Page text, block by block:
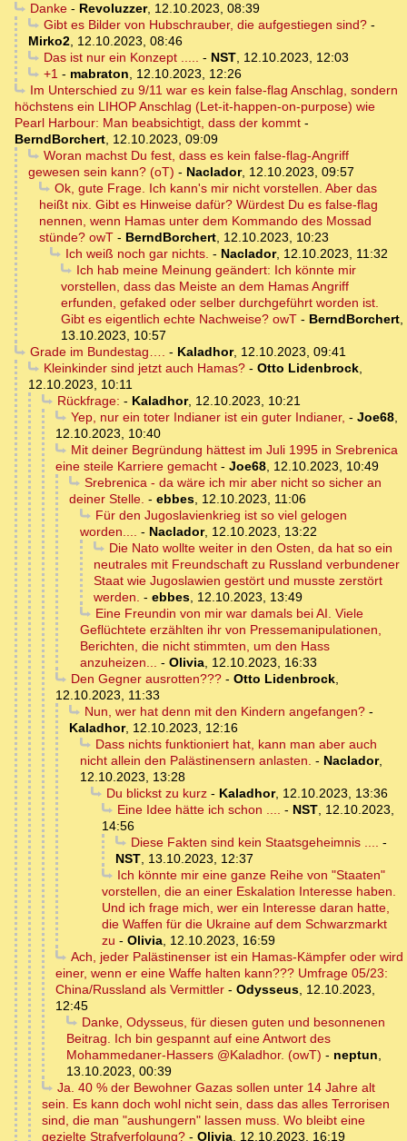
Danke- Revoluzzer, 12.10.2023, 08:39
Gibt es Bilder von Hubschrauber, die aufgestiegen sind?-
Mirko2, 12.10.2023, 08:46
Das ist nur ein Konzept ..... - NST, 12.10.2023, 12:03
+1- mabraton, 12.10.2023, 12:26
Im Unterschied zu 9/11 war es kein false-flag Anschlag, sondern
höchstens ein LIHOP Anschlag (Let-it-happen-on-purpose) wie
Pearl Harbour: Man beabsichtigt, dass der kommt -
BerndBorchert, 12.10.2023, 09:09
Woran machst Du fest, dass es kein false-flag-Angriff
gewesen sein kann? (oT) - Naclador, 12.10.2023, 09:57
Ok, gute Frage. Ich kann's mir nicht vorstellen. Aber das
heißt nix. Gibt es Hinweise dafür? Würdest Du es false-flag
nennen, wenn Hamas unter dem Kommando des Mossad
stünde? owT - BerndBorchert, 12.10.2023, 10:23
Ich weiß noch gar nichts. - Naclador, 12.10.2023, 11:32
Ich hab meine Meinung geändert: Ich könnte mir
vorstellen, dass das Meiste an dem Hamas Angriff
erfunden, gefaked oder selber durchgeführt worden ist.
Gibt es eigentlich echte Nachweise? owT - BerndBorchert,
13.10.2023, 10:57
Grade im Bundestag…. - Kaladhor, 12.10.2023, 09:41
Kleinkinder sind jetzt auch Hamas?- Otto Lidenbrock,
12.10.2023, 10:11
Rückfrage: - Kaladhor, 12.10.2023, 10:21
Yep, nur ein toter Indianer ist ein guter Indianer, - Joe68,
12.10.2023, 10:40
Mit deiner Begründung hättest im Juli 1995 in Srebrenica
eine steile Karriere gemacht - Joe68, 12.10.2023, 10:49
Srebrenica - da wäre ich mir aber nicht so sicher an
deiner Stelle. - ebbes, 12.10.2023, 11:06
Für den Jugoslavienkrieg ist so viel gelogen
worden.... - Naclador, 12.10.2023, 13:22
Die Nato wollte weiter in den Osten, da hat so ein
neutrales mit Freundschaft zu Russland verbundener
Staat wie Jugoslawien gestört und musste zerstört
werden. - ebbes, 12.10.2023, 13:49
Eine Freundin von mir war damals bei AI. Viele
Geflüchtete erzählten ihr von Pressemanipulationen,
Berichten, die nicht stimmten, um den Hass
anzuheizen... - Olivia, 12.10.2023, 16:33
Den Gegner ausrotten???- Otto Lidenbrock,
12.10.2023, 11:33
Nun, wer hat denn mit den Kindern angefangen?-
Kaladhor, 12.10.2023, 12:16
Dass nichts funktioniert hat, kann man aber auch
nicht allein den Palästinensern anlasten. - Naclador,
12.10.2023, 13:28
Du blickst zu kurz- Kaladhor, 12.10.2023, 13:36
Eine Idee hätte ich schon .... - NST, 12.10.2023,
14:56
Diese Fakten sind kein Staatsgeheimnis .... -
NST, 13.10.2023, 12:37
Ich könnte mir eine ganze Reihe von "Staaten"
vorstellen, die an einer Eskalation Interesse haben.
Und ich frage mich, wer ein Interesse daran hatte,
die Waffen für die Ukraine auf dem Schwarzmarkt
zu - Olivia, 12.10.2023, 16:59
Ach, jeder Palästinenser ist ein Hamas-Kämpfer oder wird
einer, wenn er eine Waffe halten kann??? Umfrage 05/23:
China/Russland als Vermittler - Odysseus, 12.10.2023,
12:45
Danke, Odysseus, für diesen guten und besonnenen
Beitrag. Ich bin gespannt auf eine Antwort des
Mohammedaner-Hassers @Kaladhor. (owT) - neptun,
13.10.2023, 00:39
Ja. 40 % der Bewohner Gazas sollen unter 14 Jahre alt
sein. Es kann doch wohl nicht sein, dass das alles Terrorisen
sind, die man "aushungern" lassen muss. Wo bleibt eine
gezielte Strafverfolgung? - Olivia, 12.10.2023, 16:19